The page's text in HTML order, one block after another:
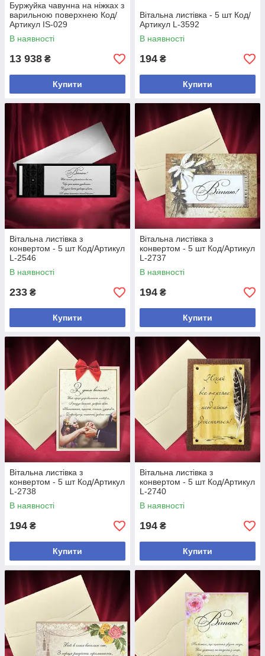
Буржуйка чавунна на ніжках з
варильною поверхнею Код/
Артикул IS-029
В наявності
13 938 ₴
Купити
Вітальна листівка - 5 шт Код/
Артикул L-3592
В наявності
194 ₴
Купити
Вітальна листівка з
конвертом - 5 шт Код/Артикул
L-2546
В наявності
233 ₴
Купити
Вітальна листівка з
конвертом - 5 шт Код/Артикул
L-2737
В наявності
194 ₴
Купити
Вітальна листівка з
конвертом - 5 шт Код/Артикул
L-2738
В наявності
194 ₴
Купити
Вітальна листівка з
конвертом - 5 шт Код/Артикул
L-2740
В наявності
194 ₴
Купити